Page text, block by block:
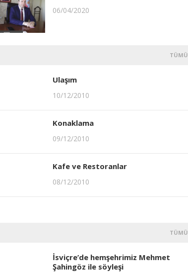
06/04/2020
TÜMÜ
Ulaşım
10/12/2010
Konaklama
09/12/2010
Kafe ve Restoranlar
08/12/2010
TÜMÜ
İsviçre’de hemşehrimiz Mehmet
Şahingöz ile söyleşi